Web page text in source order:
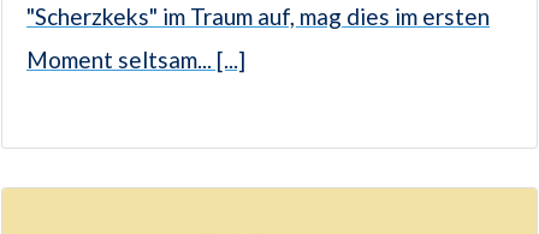
"Scherzkeks" im Traum auf, mag dies im ersten
Moment seltsam... [...]